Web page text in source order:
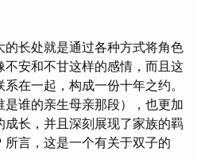
长处就是通过各种方式将角色
安和不甘这样的感情，而且这
在一起，构成一份十年之约。
谁的亲生母亲那段），也更加
成长，并且深刻展现了家族的羁
言，这是一个有关于双子的